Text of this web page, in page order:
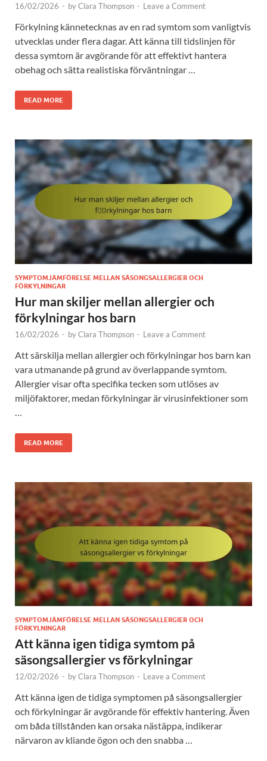
16/02/2026 - byClara Thompson - Leave a Comment
Förkylning kännetecknas av en rad symtom som vanligtvis
utvecklas under flera dagar. Att känna till tidslinjen för
dessa symtom är avgörande för att effektivt hantera
obehag och sätta realistiska förväntningar …
READ MORE
SYMPTOMJÄMFÖRELSE MELLAN SÄSONGSALLERGIER OCH
FÖRKYLNINGAR
Hur man skiljer mellan allergier och
förkylningar hos barn
16/02/2026 - byClara Thompson - Leave a Comment
Att särskilja mellan allergier och förkylningar hos barn kan
vara utmanande på grund av överlappande symtom.
Allergier visar ofta specifika tecken som utlöses av
miljöfaktorer, medan förkylningar är virusinfektioner som
READ MORE
SYMPTOMJÄMFÖRELSE MELLAN SÄSONGSALLERGIER OCH
FÖRKYLNINGAR
Att känna igen tidiga symtom på
säsongsallergier vs förkylningar
12/02/2026 - byClara Thompson - Leave a Comment
Att känna igen de tidiga symptomen på säsongsallergier
och förkylningar är avgörande för effektiv hantering. Även
om båda tillstånden kan orsaka nästäppa, indikerar
närvaron av kliande ögon och den snabba …